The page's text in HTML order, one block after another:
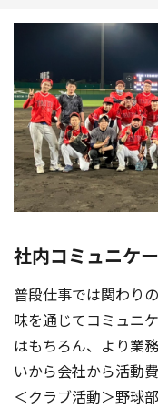
社内コミュニケ
普段仕事では関わり
味を通じてコミュニ
はもちろん、より業
いから会社から活動
＜クラブ活動＞野球